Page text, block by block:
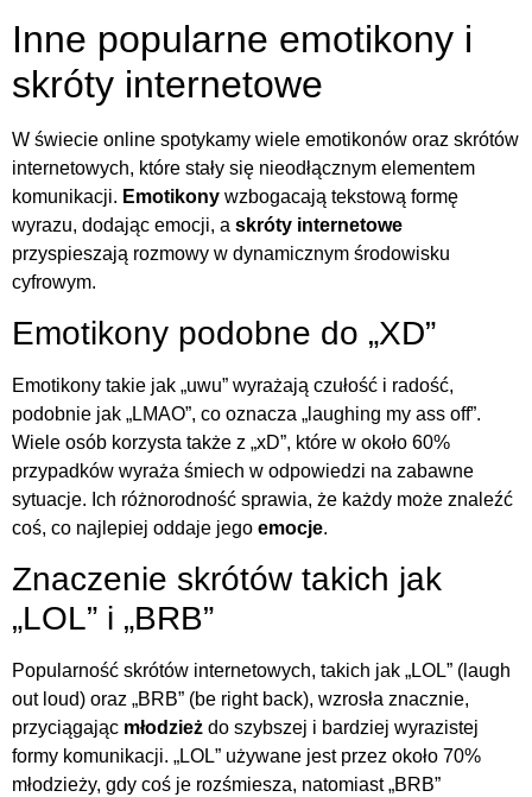
Inne popularne emotikony i
skróty internetowe
W świecie online spotykamy wiele emotikonów oraz skrótów
internetowych, które stały się nieodłącznym elementem
komunikacji. Emotikony wzbogacają tekstową formę
wyrazu, dodając emocji, a skróty internetowe
przyspieszają rozmowy w dynamicznym środowisku
cyfrowym.
Emotikony podobne do „XD”
Emotikony takie jak „uwu” wyrażają czułość i radość,
podobnie jak „LMAO”, co oznacza „laughing my ass off”.
Wiele osób korzysta także z „xD”, które w około 60%
przypadków wyraża śmiech w odpowiedzi na zabawne
sytuacje. Ich różnorodność sprawia, że każdy może znaleźć
coś, co najlepiej oddaje jego emocje.
Znaczenie skrótów takich jak
„LOL” i „BRB”
Popularność skrótów internetowych, takich jak „LOL” (laugh
out loud) oraz „BRB” (be right back), wzrosła znacznie,
przyciągając młodzież do szybszej i bardziej wyrazistej
formy komunikacji. „LOL” używane jest przez około 70%
młodzieży, gdy coś je rozśmiesza, natomiast „BRB”